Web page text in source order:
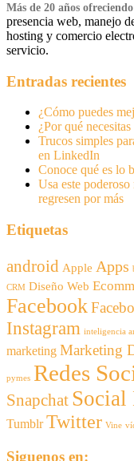
Más de 20 años
presencia web, manejo
hosting y comercio
servicio.
Entradas recientes
¿Cómo puedes
¿Por qué
Trucos simples
en LinkedIn
Conoce qué es lo
Usa este
regresen por más
Etiquetas
android Apple Apps
CRM Diseño Web
Facebook
Instagram inteligencia
marketing Marketing
pymes Redes
Snapchat Social
Tumblr Twitter Vine
Siguenos en: